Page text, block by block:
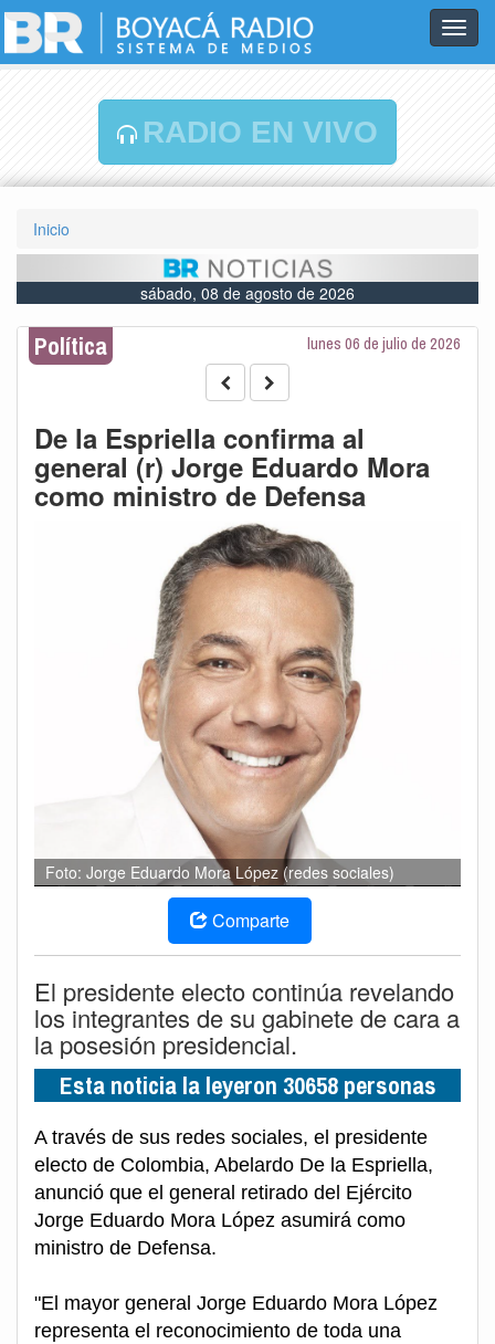
RADIO EN VIVO
Inicio
sábado, 08 de agosto de 2026
Política lunes 06 de julio de 2026
De la Espriella confirma al
general (r) Jorge Eduardo Mora
como ministro de Defensa
Foto: Jorge Eduardo Mora López (redes sociales)
Comparte
El presidente electo continúa revelando
los integrantes de su gabinete de cara a
la posesión presidencial.
Esta noticia la leyeron 30658 personas
A través de sus redes sociales, el presidente
electo de Colombia, Abelardo De la Espriella,
anunció que el general retirado del Ejército
Jorge Eduardo Mora López asumirá como
ministro de Defensa.
"El mayor general Jorge Eduardo Mora López
representa el reconocimiento de toda una